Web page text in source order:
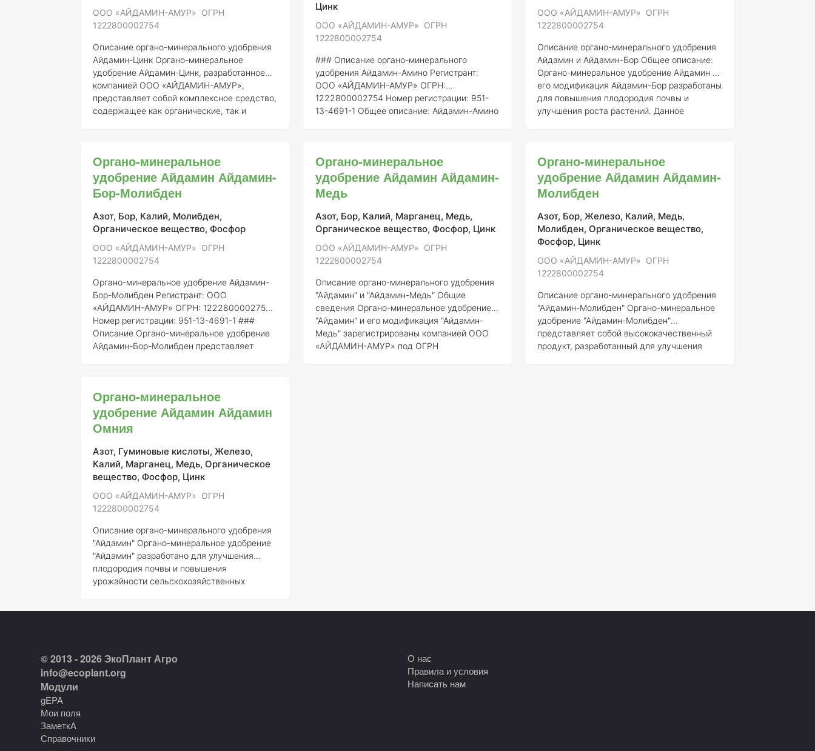
общем сос
ООО «АЙДАМИН-АМУР» ОГРН
1222800002754
Описание органо-минерального удобрения
Айдамин-Цинк
удобрение Айдамин-Цинк, разработанное
компанией ООО «АЙДАМИН-АМУР»,
представляет собой комплексное средство,
содержащее как органические, так и
сельскохозяйственных культур. Удобрение
зарегистрировано под номером 951-13-
4691-1 и имеет ОГРН 1222800002754.
Состав элементов и концентрация:
Айдамин-Цинк включает в себя следующие
ключевые элементы: 1.Азот (N) — 8%:
Цинк
ООО «АЙДАМИН-АМУР» ОГРН
1222800002754
### Описание органо-минерального
удобрения Айдамин-Амино Регистрант:
ООО «АЙДАМИН-АМУР» ОГРН:
1222800002754 Номер регистрации: 951-
13-4691-1 Общее описание: Айдамин-Амино
удобрение сочетает в себе органические
компоненты и минеральные вещества, что
позволяет эффективно обогащать почву
питательными элементами, необходимыми
для полноценного развития различных
культур. ### Состав и концентрация
ООО «АЙДАМИН-АМУР» ОГРН
1222800002754
Описание органо-минерального удобрения
Айдамин и Айдамин-Бор Общее описание:
Органо-минеральное удобрение Айдамин и
его модификация Айдамин-Бор разработаны
для повышения плодородия почвы и
улучшения роста растений. Данное
и способствует улучшению структуры
почвы.Регистрант:ООО «АЙДАМИН-АМУР»
ОГРН:
1222800002754
Номер регистрации:
951-13-4691-1Состав элементов:
Удобрение Айдамин содержит следующие
эл
Органо-минеральное
удобрение Айдамин Айдамин-
Бор-Молибден
Азот, Бор, Калий, Молибден,
Органическое вещество, Фосфор
ООО «АЙДАМИН-АМУР» ОГРН
1222800002754
Органо-минеральное удобрение Айдамин-
Бор-Молибден Регистрант: ООО
«АЙДАМИН-АМУР» ОГРН: 1222800002754
Номер регистрации: 951-13-4691-1 ###
Описание Органо-минеральное удобрение
Айдамин-Бор-Молибден представляет
разработано для улучшения питательных
свойств почвы и повышения урожайности
сельскохозяйственных культур. Удобрение
содержит макро- и микроэлементы,
необходимые для полноценного роста и
развития раст
Органо-минеральное
удобрение Айдамин Айдамин-
Медь
Азот, Бор, Калий, Марганец, Медь,
Органическое вещество, Фосфор, Цинк
ООО «АЙДАМИН-АМУР» ОГРН
1222800002754
Описание органо-минерального удобрения
"Айдамин" и "Айдамин-Медь" Общие
сведения
"Айдамин" и его модификация "Айдамин-
Медь" зарегистрированы компанией ООО
«АЙДАМИН-АМУР» под ОГРН
Органо-минеральное
удобрение Айдамин Айдамин-
Молибден
Азот, Бор, Железо, Калий, Медь,
Молибден, Органическое вещество,
Фосфор, Цинк
ООО «АЙДАМИН-АМУР» ОГРН
1222800002754
Описание органо-минерального удобрения
"Айдамин-Молибден"
удобрение "Айдамин-Молибден"
представляет собой высококачественный
продукт, разработанный для улучшения
Органо-минеральное
удобрение Айдамин Айдамин
Омния
Азот, Гуминовые кислоты, Железо,
Калий, Марганец, Медь, Органическое
вещество, Фосфор, Цинк
ООО «АЙДАМИН-АМУР» ОГРН
1222800002754
Описание органо-минерального удобрения
"Айдамин"
"Айдамин" разработано для улучшения
плодородия почвы и повышения
урожайности сельскохозяйственных
элементами питания, но и улучшать
структуру почвы.
© 2013 - 2026 ЭкоПлант Агро
info@ecoplant.org
Модули
gEPA
Мои поля
ЗаметкА
Справочники
О нас
Правила и условия
Написать нам